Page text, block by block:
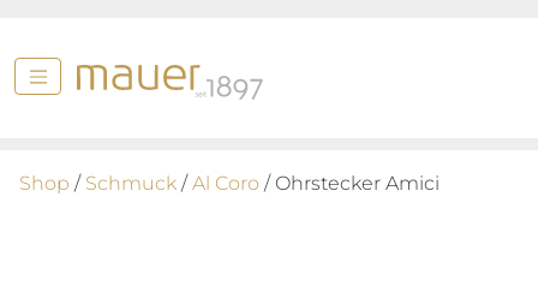
Shop / Schmuck /Al Coro / Ohrstecker Amici